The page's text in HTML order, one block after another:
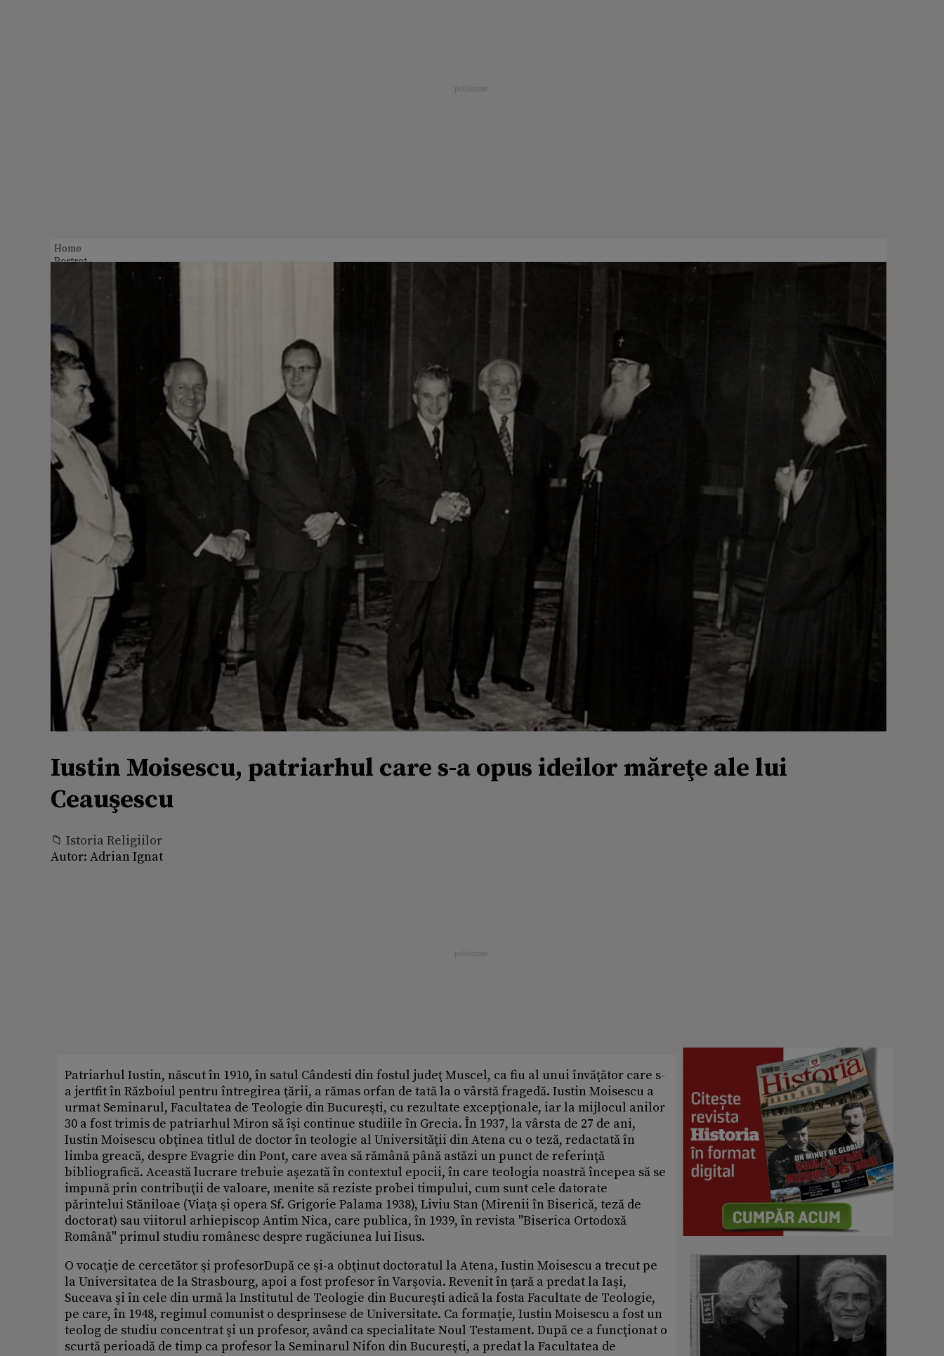
Home
Portret
Iustin Moisescu, patriarhul care s-a opus ideilor măreţe ale lui
Ceauşescu
📁 Istoria Religiilor
Autor: Adrian Ignat
Patriarhul Iustin, născut în 1910, în satul Cândesti din fostul judeţ Muscel, ca fiu al unui învăţător care s-
a jertfit în Războiul pentru întregirea ţării, a rămas orfan de tată la o vârstă fragedă. Iustin Moisescu a
urmat Seminarul, Facultatea de Teologie din Bucureşti, cu rezultate excepţionale, iar la mijlocul anilor
30 a fost trimis de patriarhul Miron să îşi continue studiile în Grecia. În 1937, la vârsta de 27 de ani,
Iustin Moisescu obţinea titlul de doctor în teologie al Universităţii din Atena cu o teză, redactată în
limba greacă, despre Evagrie din Pont, care avea să rămână până astăzi un punct de referinţă
bibliografică. Această lucrare trebuie aşezată în contextul epocii, în care teologia noastră începea să se
impună prin contribuţii de valoare, menite să reziste probei timpului, cum sunt cele datorate
părintelui Stăniloae (Viaţa şi opera Sf. Grigorie Palama 1938), Liviu Stan (Mirenii în Biserică, teză de
doctorat) sau viitorul arhiepiscop Antim Nica, care publica, în 1939, în revista "Biserica Ortodoxă
Română" primul studiu românesc despre rugăciunea lui Iisus.
O vocaţie de cercetător şi profesorDupă ce şi-a obţinut doctoratul la Atena, Iustin Moisescu a trecut pe la Universitatea de la Strasbourg, apoi a fost profesor în Varşovia. Revenit în ţară a predat la Iaşi, Suceava şi în cele din urmă la Institutul de Teologie din Bucureşti adică la fosta Facultate de Teologie, pe care, în 1948, regimul comunist o desprinsese de Universitate. Ca formaţie, Iustin Moisescu a fost un teolog de studiu concentrat şi un profesor, având ca specialitate Noul Testament. După ce a funcţionat o scurtă perioadă de timp ca profesor la Seminarul Nifon din Bucureşti, a predat la Facultatea de Teologie Ortodoxă din Varşovia (1938-1939).După război, în 1946, Iustin Moisescu a dat la iveală o altă lucrare importantă, Activitatea Sf. Apostol Pavel la Atena, iar peste un deceniu va publica Ierarhia bisericească în epoca apostolică. De asemenea, va traduce, din limba greacă Simbolica lui Hristos Andrutsos. Acestei bibliografii referenţiale i se vor adăuga numeroase studii şi articole, pentru că Iustin Moisescu a fost un intelectual sclipitor, plin de acribie.Înlăturat de comunişti din învăţământLa începutul anilor 50, profesorul teolog Iustin Moisescu a fost înlăturat din învăţământ de autorităţile comuniste. S-ar putea pune întrebarea:Cum s-a întâmplat că, peste câţiva ani, va ajunge mitropolitul Ardealului? Răspunsul credem este următorul:La vremea respectivă, ministrul Cultelor era Petre Constantinescu-Iaşi, care predase şi el la Facultatea de Teologie Iaşi Chişinău. Acest fost coleg şi-a amintit că profesorul Iustin Moisescu, la un moment dat, a avut o poziţie favorabilă unor studenţi cu simpatii politice de stânga cărora li se intentase proces. O făcuse nu pentru că ar fi avut el însuşi vederi de stânga, ci dintr-un sentiment de compasiune şi solidaritate omenească, trăsături de caracter ce îl vor caracteriza şi mai târziu ca mitropolit şi patriarh.Mitropolit al Ardealului apoi al MoldoveiAşa se face că în anul 1956, după moartea mitropolitului Nicolae Bălan, profesorul Iustin Moisescu intră în monahism şi este ales mitropolit al Ardealului. Nu va păstori în Sibiu decât zece luni, pentru că, după trecerea la cele veşnice a lui Sebastian Rusan, Iustin Moisescu devine arhiepiscop al Iaşilor şi mitropolit al Moldovei. Va rămâne în această demnitate vlădicească timp de douăzeci de ani. Perioada era una cât se poate de grea pentru Biserică. Regimul comunist se afla în plină ofensivă, iar funestul Decret 410 din 28 octombrie 1959 avea să decimeze mănăstirile:din aproape zece mii de călugări şi călugăriţe, după aplicarea acestui decret cu urmări tragice pentru monahismul nostru, nu mai rămâneau în chinovii decât un număr foarte mic de monahi şi monahii. Îndată ce urgia se atenuează cât de cât, mai ales după amnistia deţinuţilor politici din anul 1964, mitropolitul Iustin începe să restaureze mănăstirile şi să reintegreze o serie de călugări în viaţa monahală. Este vremea în care părintele Cleopa, care trăise ascuns în munţii Moldovei, revenea la mănăstirea Secu şi ulterior la Sihăstria şi acelaşi lucru se întâmpla şi cu alţi duhovnici. Dar este şi vremea în care mitropolitul, provenit dintr-un profesor teolog, îşi dezvăluie marile calităţi de chivernisitor care i-au surprins pe mulţi.Odată instalat în scaunul vlădicesc de la Iaşi, Iustin Moisescu, cunoscător neîntrecut de greacă şi neogreacă, încât îi uimea pe ierarhii eleni cu care vorbea în limba lor, spera că va avea răgazul să dea o versiune proprie Noului Testament. Asprimea vremurilor şi sarcinile eparhiei nu i-au îngăduit să ducă la bun sfârşit acest proiect. În schimb, a reuşit să reînfiinţeze şi să restaureze numeroase mănăstiri şi să pună ordine în eparhia sa. Acest om deprins cu studiul şi cu meditaţia s-a dovedit, spre surprinderea multora, un virtuoz al administraţiei. Încă de la sfârşitul anilor '50 a încredinţat restaurarea catedralei şi a centrului mitropolitan marelui arhitect G.M. Cantacuzino, os de familie domnească, indezirabil regimului şi fost deţinut la Canal.Deşi Iustin Moisescu a intrat târziu în monahism, n-a avut experienţa stăreţiei, atât de necesară unui ierarh şi nu avea nici comportamentul unui călugăr, cu toate acestea el a fost nespus de iubit de călugării şi stareţii din Moldova care şi astăzi îşi amintesc cu dragoste de chiriarhul lor şi-l numesc cu afecţiune "Iustin".Ei nu uită ce a făcut mitropolitul Iustin pentru mănăstiri şi pentru monahism, după cum nu uită felul demn chiar impozant, în care trata cu stăpânirea comunistă. A numit stareţi destoinici cărora le-a transmis ceva din eleganţa lui înnăscută. În aceiaşi ani, acest mare mitropolit ne reprezenta cu strălucire Biserica la reuniunile pentru pregătirea Marelui Sinod Ortodox care se desfăşurau la Rhodos sau la Chambesy, în Elveţia. Putem afirma, fără teama de a greşi, că Iustin Moisescu a fost primul nostru mare diplomat bisericesc. Ca mitropolit şi, mai târziu, ca patriarh, prestanţa, conversaţia lui (căci ştia să poarte o discuţie cu un om simplu, dar şi cu un şef de stat sau cu un cap încoronat) raporturile sale cu misiunile diplomatice din Bucureşti, sunt o dovadă în acest sens. Un episod, din multe altele, vine să sublinieze calităţile sale diplomatice, arta sa de a obţine de la interlocutor ceea ce dorea. Astfel, când în iulie 1975, Jacques Chirac, fostul preşedinte al Franţei, în cadrul unei vizite oficiale în România, a sosit la Iaşi, înaltul oficial francez a luat parte la o Liturghie şi, apoi, a dejunat cu mitropolitul Iustin. Convorbirea care a avut loc cu acest prilej s-a desfăşurat în limba franceză, mitropolitul Iustin vorbind o franceză fluentă şi elegantă. Premier al Franţei, pe atunci, Chirac a plecat de la Iaşi cu o listă ce cuprindea numele unor tineri teologi români:erau viitori bursieri în Franţa, cărora ulterior le-au fost trimise invitaţiile şi bursele promise. De altfel, prestanţa ierarhului Iustin Moisescu se impunea şi unor oameni politici comunişti, precum Corneliu Mănescu, fost ministru de Externe, sau Gogu Rădulescu, vicepreşedinte al Consiliului de Stat.Om sobru şi frământat, străin de satisfacţiile formale pe care le aduce uneori pompa chiriarhală, Iustin Moisescu era un om drept şi, totodată, unul care înţelegea neajunsurile şi poticnirile naturii umane. Simţul dreptăţii îl determina să promoveze ca stareţi sau ca parohi la bisericile mai importante numai elemente cu vocaţie şi bine pregătite. Iar înţelegerea neputinţelor îl făcea să fie blând şi iertător. Când a părăsit Iaşiul, în cuvântul de rămas bun Iustin Moisescu şi-a mărturisit una din satisfacţiile legate de cele două decenii în care condusese Mitropolia Moldovei:în tot acest timp nu caterisise nici un preot!Patriarh al Bisericii Ortodoxe RomâneIustin Moisescu a devenit patriarh al Bisericii Ortodoxe Române în vremuri grele, când stăpânirea, mai ales în deceniul al nouălea al secolului trecut, îşi reluase atitudinea ateistă şi de prigonire a Bisericii. Să ne amintim că îndată după cutremurul din martie 1977 fusese demolată biserica Enei din Bucureşti, fapt consternant şi rău prevestitor.Patriarhul Iustin a îmbunătăţit învăţământul teologic, susţinând oameni de valoare, a înfiinţat strălucita serie editorială "Părinţi şi Scriitori Bisericeşti", a numit o serie de stareţi tineri şi destoinici la mănăstirile din eparhia sa, care au reuşit cu multă abilitate să realizeze mai mult pe ascuns lucrări de restaurare şi consolidare.Regimul, însă, era pornit asupra Bisericii. Se zvonea despre o posibilă mutare a reşedinţei Patriarhiei fie la Radu-Vodă, fie la Popeşti-Leordeni, în afara Bucureştiului. Erau"translatate"unele lăcaşuri de cult şi începea să se simtă ameninţarea buldozerelor. Chiar şi în aceste împrejurări, patriarhul Iustin Moisescu, a reuşit, cu ajutorul lui Dumnezeu, să împiedice un mare sacrilegiu:demolarea bisericii Sf. Gheorghe, concepută de Constantin Brâncoveanu ca necropolă pentru sine şi familia sa. Patriarhul Iustin i-a spus limpede lui Ceauşescu, în decursul unei audienţe, că necropola brâncovenească şi biserica în care a fost prohodit I.L. Caragiale nu pot fi şterse de pe faţa pământului.Un patriarh ecumenic în plin regim comunistÎn afară de toate acestea, patriarhul Iustin şi-a înscris numele printre marii ecumenişti contemporani, făcând cunoscută în întreaga lume Biserica românească, cu istoria ei, cu problemele ei actuale;a fost delegat de Sfântul Sinod să reprezinte Biserica românească la zeci de congrese şi întruniri intercreştine. Ca mitropolit, a fost membru în Comitetul Central al Consiliului Ecumenic al Bisericilor şi în prezidiul Conferinţei Bisericilor Europene;a condus delegaţiile Bisericii noastre la Adunările generale ale acestor două mari organizaţii inter-creştine, la Conferinţele panortodoxe de la Rhodos şi Chambesy;a condus sau a făcut parte din multe delegaţii ale Bisericii noastre care au vizitat alte Biserici. În chip deosebit trebuie subliniată acţiunea de restaurare a zeci de monumente istorice şi de artă pe întreg cuprinsul Arhiepiscopiei, ca şi construcţia unor clădiri moderne la centrul mitropolitan Iaşi. A îndrumat tipărirea mai multor lucrări privind arta bisericească, precum şi a revistei "Mitropolia Moldovei şi Sucevei".Iată cum caracteriza perioada de păstorire a patriarhului Iustin Moisescu în comparaţie cu predecesorul său, patriarhul Justinian Marina, un renumit teolog al timpului, Pr. Prof. Dr. Bria Ion:"Perioada patriarhului Justinian avusese coerenţa ei de nezdruncinat, şi aceasta din cauză că el însuşi ţinuse mâna fermă pe mecanismul complex al unei administraţii patriarhale de mari proporţii. Patriarhul Iustin a optat pentru instaurarea unei ordini morale în viaţa preotului, pentru o spiritualitate sacerdotală şi parohială disciplinată. Desigur, pentru acei preoţi care socoteau existenţa consistoriilor ca ceva normal, metoda pastorală a patriarhului Iustin devenea prea urgentă. Sacerdoţiu şi etica merg împreună, sunt valori reciproce. Patriarhul Iustin a refuzat să creadă că ar putea să existe slujitori nedem